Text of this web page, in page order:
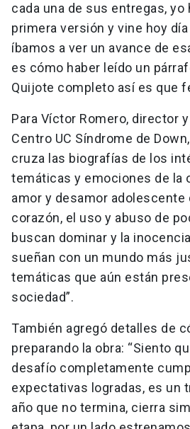
cada una de sus entregas, yo
primera versión y vine hoy
íbamos a ver un avance de
es cómo haber leído un
Quijote completo así es que
Para Víctor Romero, director
Centro UC Síndrome de
cruza las biografías de los
temáticas y emociones de la
amor y desamor adolescente
corazón, el uso y abuso de
buscan dominar y la
sueñan con un mundo más
temáticas que aún están
sociedad”.
También agregó detalles de
preparando la obra: “Siento
desafío completamente
expectativas logradas, es un
año que no termina, cierra